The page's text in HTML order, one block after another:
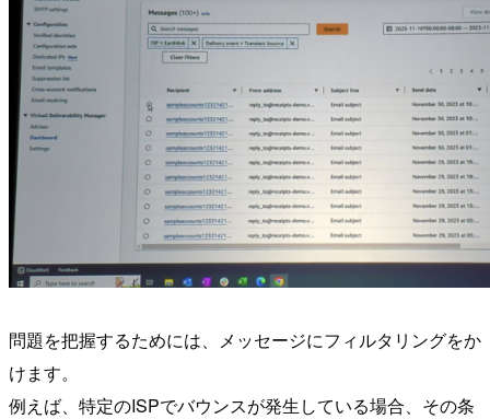
問題を把握するためには、メッセージにフィルタリングをか
けます。
例えば、特定のISPでバウンスが発生している場合、その条